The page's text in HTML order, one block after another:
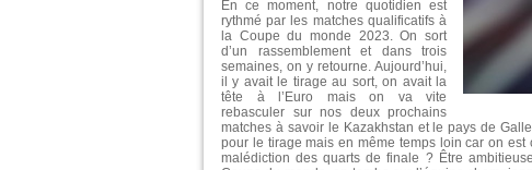
En ce moment, notre quotidien est
rythmé par les matches qualificatifs à
la Coupe du monde 2023. On sort
d’un rassemblement et dans trois
semaines, on y retourne. Aujourd’hui,
il y avait le tirage au sort, on avait la
tête à l’Euro mais on va vite
rebasculer sur nos deux prochains
matches à savoir le Kazakhstan et le pays de
pour le tirage mais en même temps loin car on
malédiction des quarts de finale ? Être